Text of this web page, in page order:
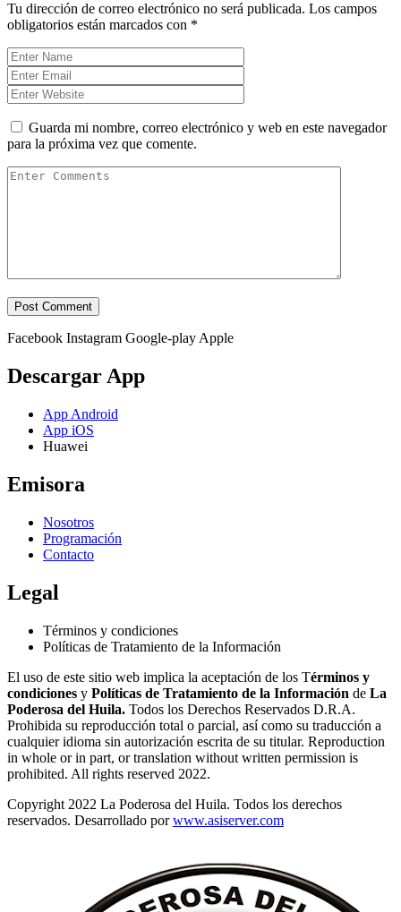
Tu dirección de correo electrónico no será publicada. Los campos
obligatorios están marcados con *
Guarda mi nombre, correo electrónico y web en este navegador
para la próxima vez que comente.
Facebook Instagram Google-play Apple
Descargar App
App Android
App iOS
Huawei
Emisora
Nosotros
Programación
Contacto
Legal
Términos y condiciones
Políticas de Tratamiento de la Información
El uso de este sitio web implica la aceptación de los Términos y
condiciones y Políticas de Tratamiento de la Información de La
Poderosa del Huila. Todos los Derechos Reservados D.R.A.
Prohibida su reproducción total o parcial, así como su traducción a
cualquier idioma sin autorización escrita de su titular. Reproduction
in whole or in part, or translation without written permission is
prohibited. All rights reserved 2022.
Copyright 2022 La Poderosa del Huila. Todos los derechos
reservados. Desarrollado porwww.asiserver.com